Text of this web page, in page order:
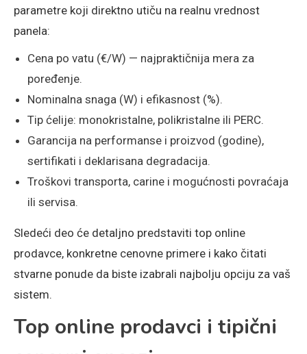
parametre koji direktno utiču na realnu vrednost
panela:
Cena po vatu (€/W) — najpraktičnija mera za
poređenje.
Nominalna snaga (W) i efikasnost (%).
Tip ćelije: monokristalne, polikristalne ili PERC.
Garancija na performanse i proizvod (godine),
sertifikati i deklarisana degradacija.
Troškovi transporta, carine i mogućnosti povraćaja
ili servisa.
Sledeći deo će detaljno predstaviti top online
prodavce, konkretne cenovne primere i kako čitati
stvarne ponude da biste izabrali najbolju opciju za vaš
sistem.
Top online prodavci i tipični